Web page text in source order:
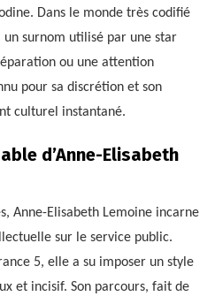
Dans le monde très codifié
surnom utilisé par une star
ou une attention
pour sa discrétion et son
culturel instantané.
d’Anne-Elisabeth
Anne-Elisabeth Lemoine incarne
sur le service public.
5, elle a su imposer un style
et incisif. Son parcours, fait de